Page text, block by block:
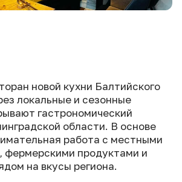
новой кухни Балтийского
локальные и сезонные
гастрономический
области. В основе
работа с местными
фермерскими продуктами и
на вкусы региона.